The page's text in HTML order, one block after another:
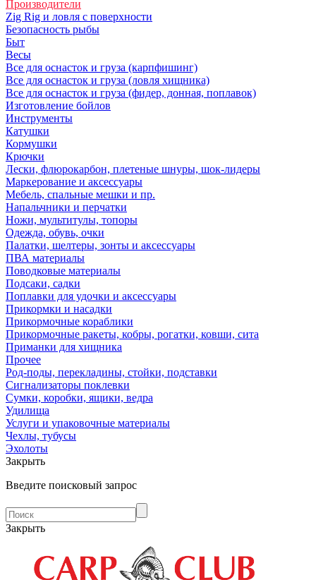
Производители
Zig Rig и ловля с поверхности
Безoпасность рыбы
Быт
Весы
Все для оснасток и груза (карпфишинг)
Все для оснасток и груза (ловля хищника)
Все для оснасток и груза (фидер, донная, поплавок)
Изготовление бойлов
Инструменты
Катушки
Кормушки
Крючки
Лески, флюрокарбон, плетеные шнуры, шок-лидеры
Маркерование и аксессуары
Мебель, спальные мешки и пр.
Напальчники и перчатки
Ножи, мультитулы, топоры
Одежда, обувь, очки
Палатки, шелтеры, зонты и аксессуары
ПВА материалы
Поводковые материалы
Подсаки, садки
Поплавки для удочки и аксессуары
Прикормки и насадки
Прикормочные кораблики
Прикормочные ракеты, кобры, рогатки, ковши, сита
Приманки для хищника
Прочее
Род-поды, перекладины, стойки, подставки
Сигнализаторы поклевки
Сумки, коробки, ящики, ведра
Удилища
Услуги и упаковочные материалы
Чехлы, тубусы
Эхолоты
Закрыть
Введите поисковый запрос
Закрыть